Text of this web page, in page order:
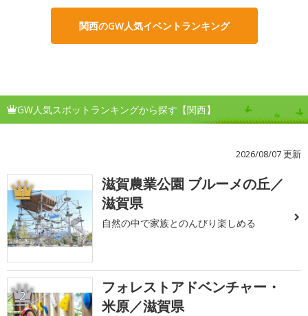
関西のGW人気イベントランキング
GW人気スポットランキングから探す【関西】
2026/08/07 更新
1
滋賀農業公園 ブルーメの丘／
滋賀県
自然の中で家族とのんびり楽しめる
2
フォレストアドベンチャー・
米原／滋賀県